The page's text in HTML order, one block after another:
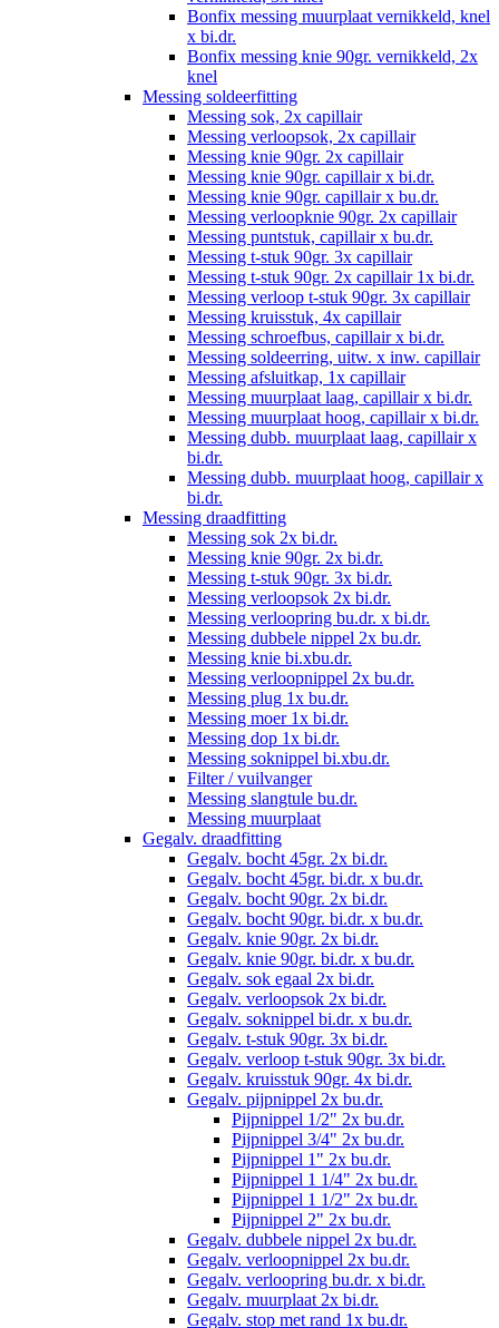
Bonfix messing muurplaat vernikkeld, knel
x bi.dr.
Bonfix messing knie 90gr. vernikkeld, 2x
knel
Messing soldeerfitting
Messing sok, 2x capillair
Messing verloopsok, 2x capillair
Messing knie 90gr. 2x capillair
Messing knie 90gr. capillair x bi.dr.
Messing knie 90gr. capillair x bu.dr.
Messing verloopknie 90gr. 2x capillair
Messing puntstuk, capillair x bu.dr.
Messing t-stuk 90gr. 3x capillair
Messing t-stuk 90gr. 2x capillair 1x bi.dr.
Messing verloop t-stuk 90gr. 3x capillair
Messing kruisstuk, 4x capillair
Messing schroefbus, capillair x bi.dr.
Messing soldeerring, uitw. x inw. capillair
Messing afsluitkap, 1x capillair
Messing muurplaat laag, capillair x bi.dr.
Messing muurplaat hoog, capillair x bi.dr.
Messing dubb. muurplaat laag, capillair x
bi.dr.
Messing dubb. muurplaat hoog, capillair x
bi.dr.
Messing draadfitting
Messing sok 2x bi.dr.
Messing knie 90gr. 2x bi.dr.
Messing t-stuk 90gr. 3x bi.dr.
Messing verloopsok 2x bi.dr.
Messing verloopring bu.dr. x bi.dr.
Messing dubbele nippel 2x bu.dr.
Messing knie bi.xbu.dr.
Messing verloopnippel 2x bu.dr.
Messing plug 1x bu.dr.
Messing moer 1x bi.dr.
Messing dop 1x bi.dr.
Messing soknippel bi.xbu.dr.
Filter / vuilvanger
Messing slangtule bu.dr.
Messing muurplaat
Gegalv. draadfitting
Gegalv. bocht 45gr. 2x bi.dr.
Gegalv. bocht 45gr. bi.dr. x bu.dr.
Gegalv. bocht 90gr. 2x bi.dr.
Gegalv. bocht 90gr. bi.dr. x bu.dr.
Gegalv. knie 90gr. 2x bi.dr.
Gegalv. knie 90gr. bi.dr. x bu.dr.
Gegalv. sok egaal 2x bi.dr.
Gegalv. verloopsok 2x bi.dr.
Gegalv. soknippel bi.dr. x bu.dr.
Gegalv. t-stuk 90gr. 3x bi.dr.
Gegalv. verloop t-stuk 90gr. 3x bi.dr.
Gegalv. kruisstuk 90gr. 4x bi.dr.
Gegalv. pijpnippel 2x bu.dr.
Pijpnippel 1/2" 2x bu.dr.
Pijpnippel 3/4" 2x bu.dr.
Pijpnippel 1" 2x bu.dr.
Pijpnippel 1 1/4" 2x bu.dr.
Pijpnippel 1 1/2" 2x bu.dr.
Pijpnippel 2" 2x bu.dr.
Gegalv. dubbele nippel 2x bu.dr.
Gegalv. verloopnippel 2x bu.dr.
Gegalv. verloopring bu.dr. x bi.dr.
Gegalv. muurplaat 2x bi.dr.
Gegalv. stop met rand 1x bu.dr.